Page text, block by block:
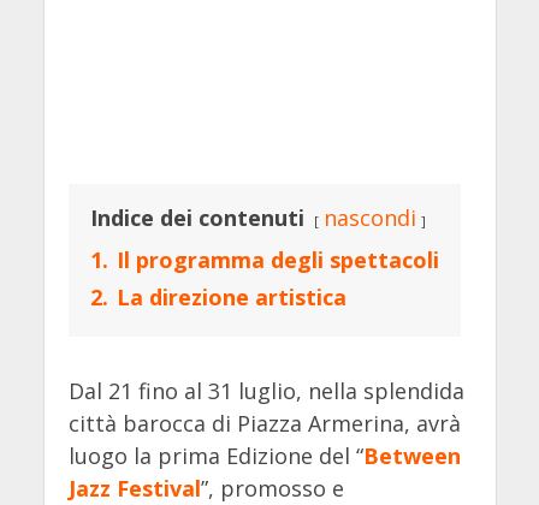
Indice dei contenuti
nascondi
1. Il programma degli spettacoli
2. La direzione artistica
Dal 21 fino al 31 luglio, nella splendida
città barocca di Piazza Armerina, avrà
luogo la prima Edizione del “Between
Jazz Festival”, promosso e